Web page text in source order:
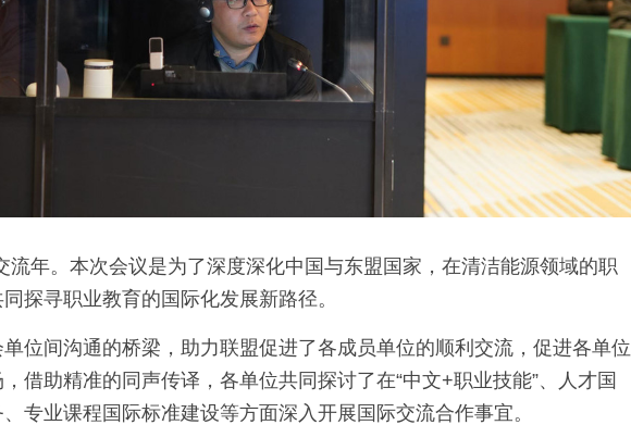
流年。本次会议是为了深度深化中国与东盟国家，在清洁能源领域的职
探寻职业教育的国际化发展新路径。
位间沟通的桥梁，助力联盟促进了各成员单位的顺利交流，促进各单位
借助精准的同声传译，各单位共同探讨了在“中文+职业技能”、人才国
专业课程国际标准建设等方面深入开展国际交流合作事宜。